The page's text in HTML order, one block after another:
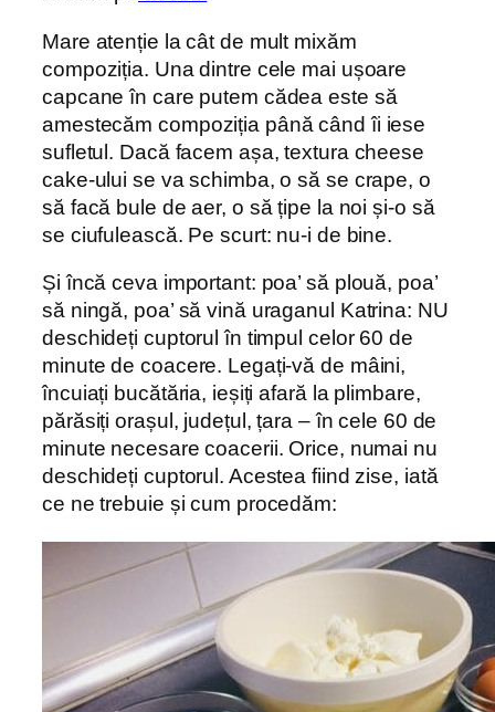
Mare atenție la cât de mult mixăm
compoziția. Una dintre cele mai ușoare
capcane în care putem cădea este să
amestecăm compoziția până când îi iese
sufletul. Dacă facem așa, textura cheese
cake-ului se va schimba, o să se crape, o
să facă bule de aer, o să țipe la noi și-o să
se ciufulească. Pe scurt: nu-i de bine.
Și încă ceva important: poa’ să plouă, poa’
să ningă, poa’ să vină uraganul Katrina: NU
deschideți cuptorul în timpul celor 60 de
minute de coacere. Legați-vă de mâini,
încuiați bucătăria, ieșiți afară la plimbare,
părăsiți orașul, județul, țara – în cele 60 de
minute necesare coacerii. Orice, numai nu
deschideți cuptorul. Acestea fiind zise, iată
ce ne trebuie și cum procedăm: